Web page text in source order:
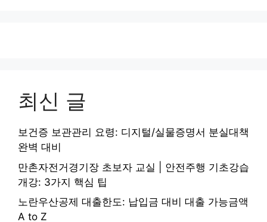
최신 글
보건증 보관관리 요령: 디지털/실물증명서 분실대책
완벽 대비
만촌자전거경기장 초보자 교실 | 안전주행 기초강습
개강: 3가지 핵심 팁
노란우산공제 대출한도: 납입금 대비 대출 가능금액
A to Z